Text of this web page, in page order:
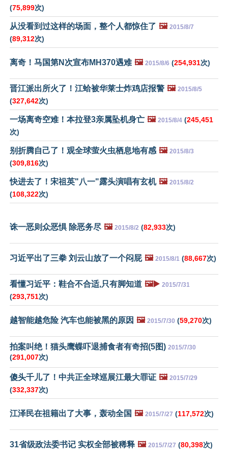
(75,899次)
从没看到过这样的场面，整个人都惊住了 🖼️ 2015/8/7
(89,312次)
离奇！马国第N次宣布MH370遇难 🖼️ 2015/8/6 (254,931次)
晋江派出所火了！江蛤被华莱士炸鸡店报警 🖼️ 2015/8/5
(327,642次)
一场离奇空难！本拉登3亲属坠机身亡 🖼️ 2015/8/4 (245,451
次)
别折腾自己了！观全球萤火虫栖息地有感 🖼️ 2015/8/3
(309,816次)
快进去了！宋祖英"八一"露头演唱有玄机 🖼️ 2015/8/2
(108,322次)
诛一恶则众恶惧 除恶务尽 🖼️ 2015/8/2 (82,933次)
习近平出了三拳 刘云山放了一个闷屁 🖼️ 2015/8/1 (88,667次)
看懂习近平：鞋合不合适,只有脚知道 🖼️▶️ 2015/7/31
(293,751次)
越智能越危险 汽车也能被黑的原因 🖼️ 2015/7/30 (59,270次)
拍案叫绝！猫头鹰蝶吓退捕食者有奇招(5图) 2015/7/30
(291,007次)
傻头千儿了！中共正全球巡展江最大罪证 🖼️ 2015/7/29
(332,337次)
江泽民在祖籍出了大事，轰动全国 🖼️ 2015/7/27 (117,572次)
31省级政法委书记 实权全部被稀释 🖼️ 2015/7/27 (80,398次)